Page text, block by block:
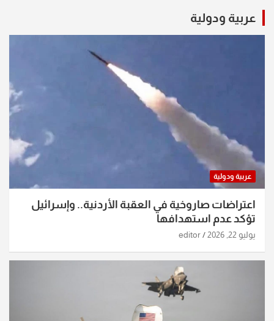
عربية ودولية
عربية ودولية
اعتراضات صاروخية في العقبة الأردنية.. وإسرائيل
تؤكد عدم استهدافها
يوليو 22, 2026 editor